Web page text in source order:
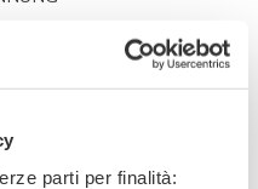
parti per finalità:
diesem